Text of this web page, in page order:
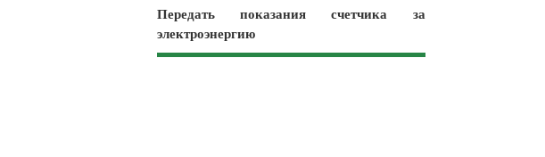
Передать показания счетчика за
электроэнергию